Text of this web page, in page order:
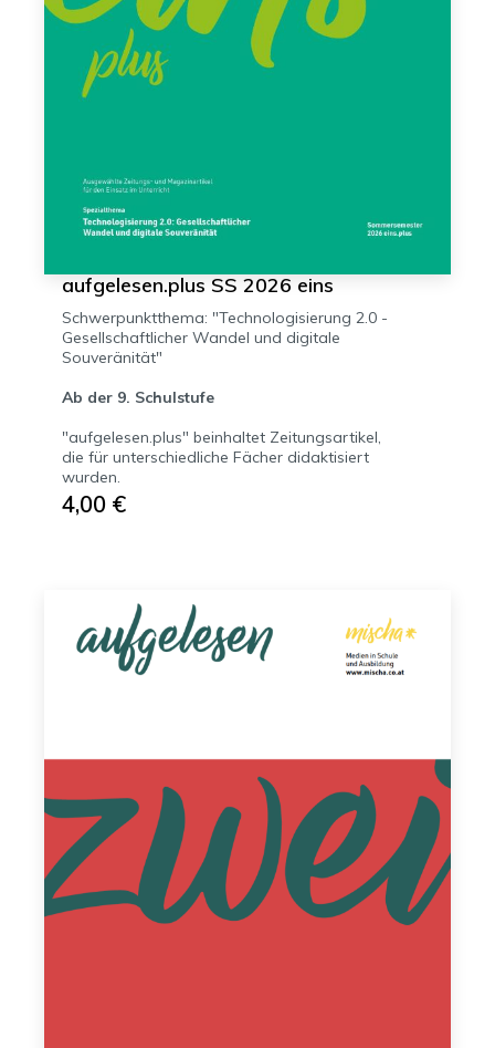
aufgelesen.plus SS 2026 eins
Schwerpunktthema: "Technologisierung 2.0 -
Gesellschaftlicher Wandel und digitale
Souveränität"
Ab der 9. Schulstufe
"aufgelesen.plus" beinhaltet Zeitungsartikel,
die für unterschiedliche Fächer didaktisiert
wurden.
4,00 €